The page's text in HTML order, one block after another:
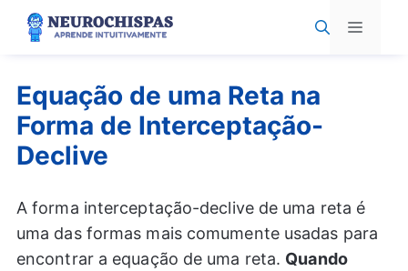
Pular
para
Menu
Equação de uma Reta na
Forma de Interceptação-
Declive
A forma interceptação-declive de uma reta é
uma das formas mais comumente usadas para
encontrar a equação de uma reta. Quando